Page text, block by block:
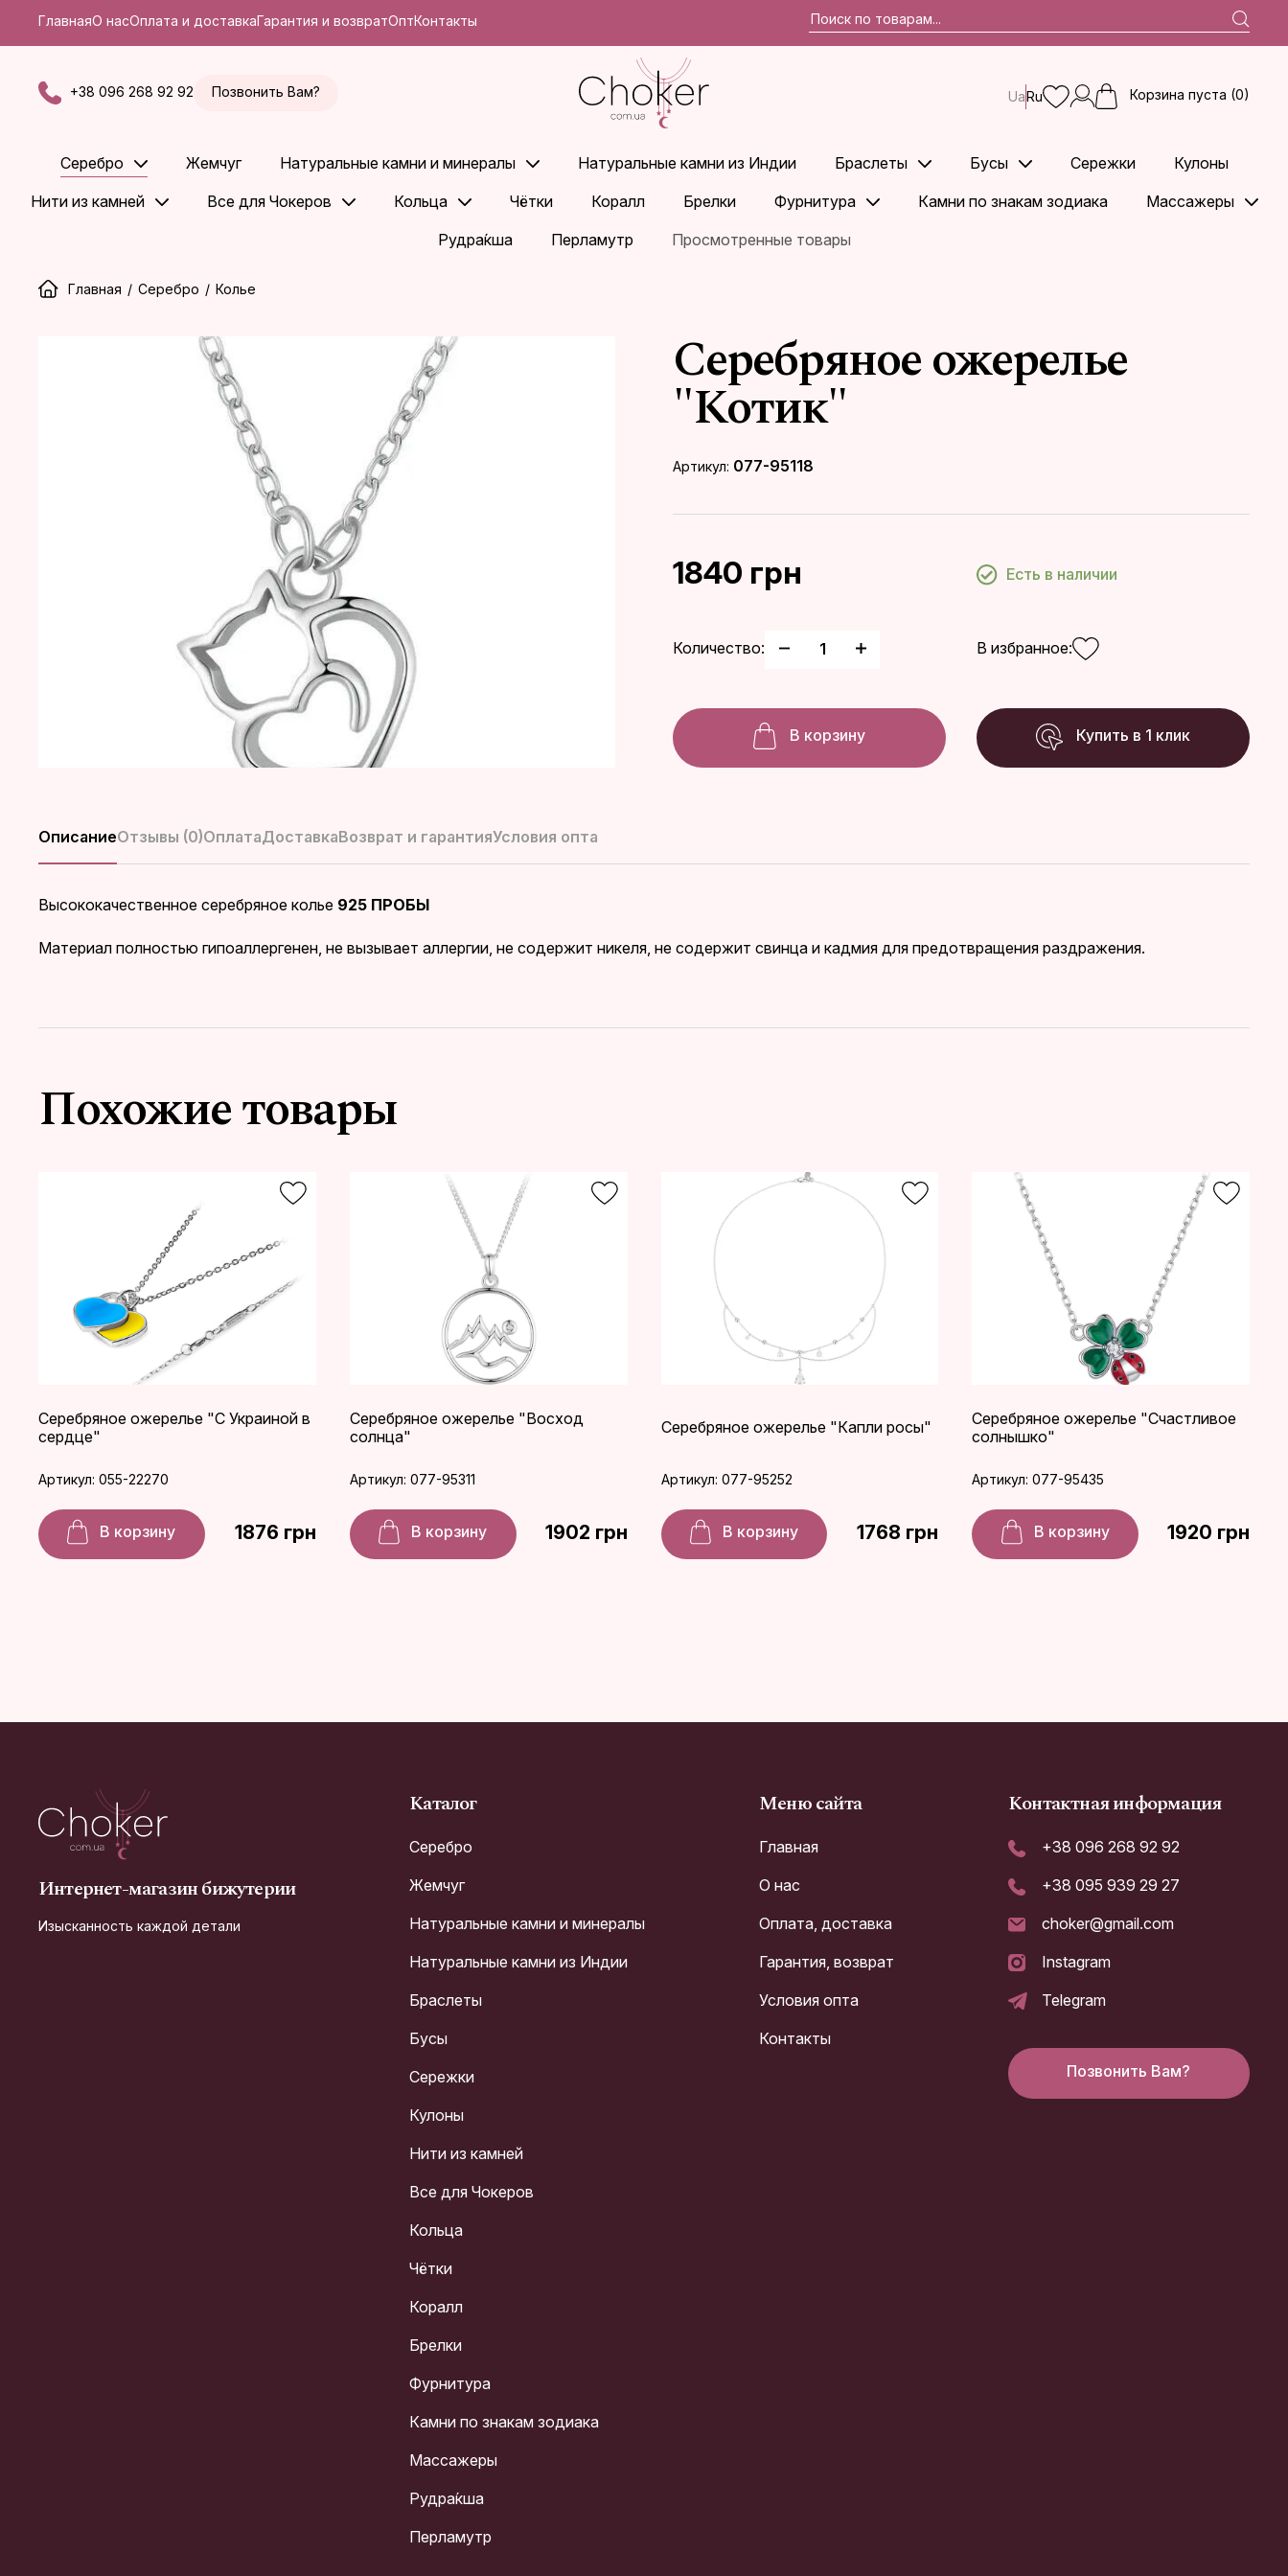
ГлавнаяО насОплата и доставкаГарантия и возвратОптКонтакты
+38 096 268 92 92 Позвонить Вам? UaRu Корзина пуста (0)
Серебро Жемчуг Натуральные камни и минералы Натуральные камни из Индии Браслеты Бусы Сережки
Кулоны
Нити из камней
Все для Чокеров Кольца Чётки Коралл Брелки Фурнитура Камни по знакам зодиака
Массажеры
Рудра́кша
Перламутр Просмотренные товары
Главная / Серебро / Колье
Серебряное ожерелье
"Котик"
Артикул: 077-95118
1840 грн Есть в наличии
Количество: В избранное:
В корзину Купить в 1 клик
ОписаниеОтзывы (0)ОплатаДоставкаВозврат и гарантияУсловия опта
Высококачественное серебряное колье 925 ПРОБЫ
Материал полностью гипоаллергенен, не вызывает аллергии, не содержит никеля, не содержит свинца и кадмия для предотвращения раздражения.
Похожие товары
Серебряное ожерелье "С Украиной в
сердце"
Артикул: 055-22270
В корзину 1876 грн
Серебряное ожерелье "Восход
солнца"
Артикул: 077-95311
В корзину 1902 грн
Серебряное ожерелье "Капли росы"
Артикул: 077-95252
В корзину 1768 грн
Серебряное ожерелье "Счастливое
солнышко"
Артикул: 077-95435
В корзину 1920 грн
Интернет-магазин бижутерии
Изысканность каждой детали
Каталог
Серебро
Жемчуг
Натуральные камни и минералы
Натуральные камни из Индии
Браслеты
Бусы
Сережки
Кулоны
Нити из камней
Все для Чокеров
Кольца
Чётки
Коралл
Брелки
Фурнитура
Камни по знакам зодиака
Массажеры
Рудра́кша
Перламутр
Меню сайта
Главная
О нас
Оплата, доставка
Гарантия, возврат
Условия опта
Контакты
Контактная информация
+38 096 268 92 92
+38 095 939 29 27
choker@gmail.com
Instagram
Telegram
Позвонить Вам?